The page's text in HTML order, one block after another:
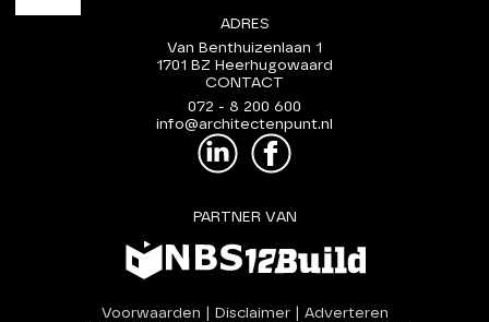
ADRES
Van Benthuizenlaan 1
1701 BZ Heerhugowaard
CONTACT
072 - 8 200 600
info@architectenpunt.nl
PARTNER VAN
Voorwaarden Disclaimer| Adverteren